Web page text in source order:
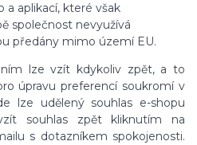
a aplikací, které však
společnost nevyužívá
předány mimo území EU.
lze vzít kdykoliv zpět, a to
úpravu preferencí soukromí v
lze udělený souhlas e-shopu
souhlas zpět kliknutím na
s dotazníkem spokojenosti.